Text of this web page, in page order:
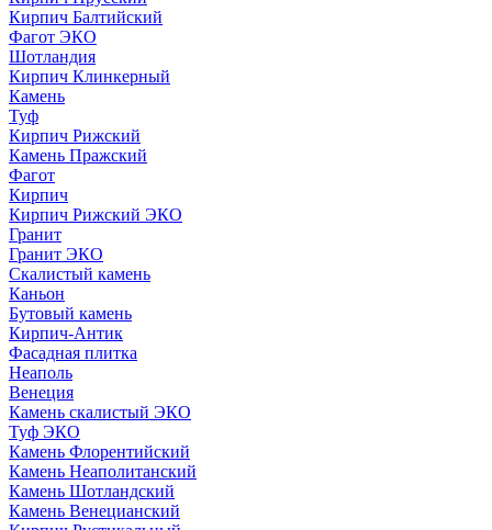
Кирпич Балтийский
Фагот ЭКО
Шотландия
Кирпич Клинкерный
Камень
Туф
Кирпич Рижский
Камень Пражский
Фагот
Кирпич
Кирпич Рижский ЭКО
Гранит
Гранит ЭКО
Скалистый камень
Каньон
Бутовый камень
Кирпич-Антик
Фасадная плитка
Неаполь
Венеция
Камень скалистый ЭКО
Туф ЭКО
Камень Флорентийский
Камень Неаполитанский
Камень Шотландский
Камень Венецианский